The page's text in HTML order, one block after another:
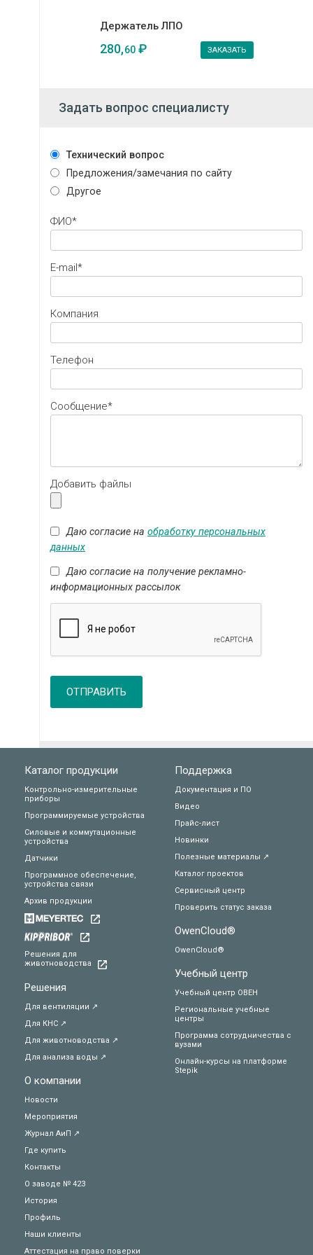
Держатель ЛПО
280,60₽ ЗАКАЗАТЬ
Задать вопрос специалисту
Технический вопрос
Предложения/замечания по сайту
Другое
ФИО*
E-mail*
Компания
Телефон
Cообщение*
Добавить файлы
Даю согласие на обработку персональных
данных
Даю согласие на получение рекламно-
информационных рассылок
ОТПРАВИТЬ
Каталог продукции
Контрольно-измерительные
приборы
Программируемые устройства
Силовые и коммутационные
устройства
Датчики
Программное обеспечение,
устройства связи
Архив продукции
Решения для
животноводства
Решения
Для вентиляции ↗
Для КНС ↗
Для животноводства ↗
Для анализа воды ↗
О компании
Новости
Мероприятия
Журнал АиП ↗
Где купить
Контакты
О заводе № 423
История
Профиль
Наши клиенты
Аттестация на право поверки
Поддержка
Документация и ПО
Видео
Прайс-лист
Новинки
Полезные материалы ↗
Каталог проектов
Сервисный центр
Проверить статус заказа
OwenCloud®
OwenCloud®
Учебный центр
Учебный центр ОВЕН
Региональные учебные
центры
Программа сотрудничества с
вузами
Онлайн-курсы на платформе
Stepik